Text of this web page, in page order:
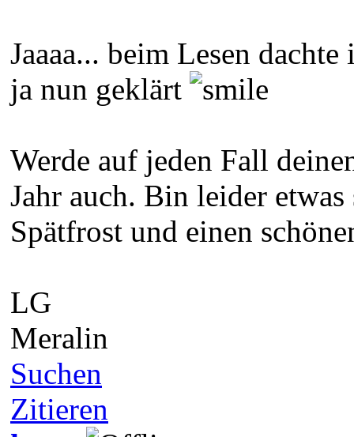
Jaaaa... beim Lesen
ja nun geklärt
Werde auf jeden Fall
Jahr auch. Bin leider
Spätfrost und einen
LG
Meralin
Suchen
Zitieren